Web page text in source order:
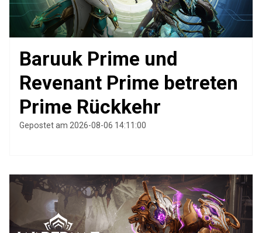
Baruuk Prime und
Revenant Prime betreten
Prime Rückkehr
Gepostet am 2026-08-06 14:11:00